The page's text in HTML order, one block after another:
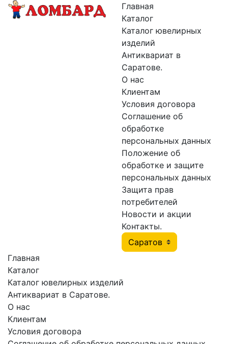
Главная
Каталог
Каталог ювелирных
изделий
Антиквариат в
Саратове.
О нас
Клиентам
Условия договора
Соглашение об
обработке
персональных данных
Положение об
обработке и защите
персональных данных
Защита прав
потребителей
Новости и акции
Контакты.
Главная
Каталог
Каталог ювелирных изделий
Антиквариат в Саратове.
О нас
Клиентам
Условия договора